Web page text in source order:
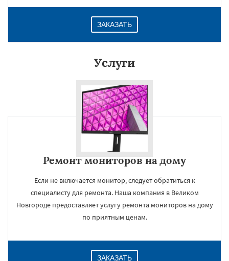
ЗАКАЗАТЬ
Услуги
Ремонт мониторов на дому
Если не включается монитор, следует обратиться к
специалисту для ремонта. Наша компания в Великом
Новгороде предоставляет услугу ремонта мониторов на дому
по приятным ценам.
ЗАКАЗАТЬ
Даю согласие на обработку персональных данных